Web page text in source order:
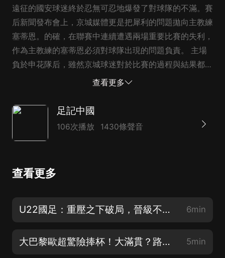
遠征的國安球迷終於忍無可忍地爆發了對球隊的不滿。賽
后新聞發布會上，京城媒體更是把犀利的問題拋向主教練
塞蒂恩。的確，在聯賽中連續遭遇兩場重要比賽的失利，
作為主教練的塞蒂恩必須對球隊出現的問題負責。 主場
負於申花隊后，雖然京城球迷對於比賽的過程與結果都非
常失望，但是在賽后還是一如既往對球隊進行了鼓勵，面
上支持。之所以這樣做，就是希望球隊能夠振作起來，不
查看更多
足記中國
106次播放 1430條聲音
查看更多
U22國足：重壓之下破局，晉級不是終點 6min
大巴黎歐超驚險捧杯！大滿貫？路還長！ 5min